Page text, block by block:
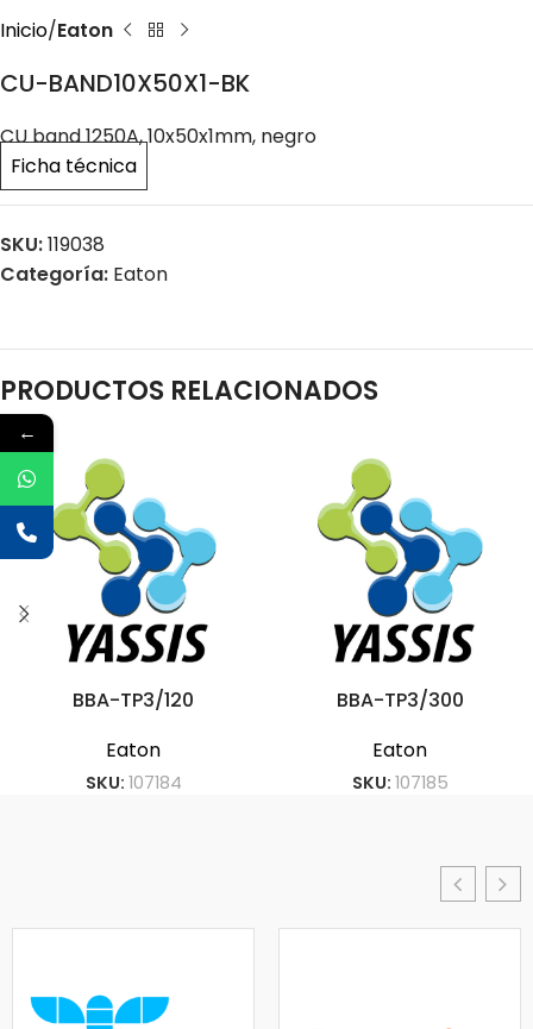
Inicio Eaton
CU-BAND10X50X1-BK
CU band 1250A, 10x50x1mm, negro
Ficha técnica
SKU:119038
Categoría: Eaton
PRODUCTOS RELACIONADOS
BBA-TP3/120
Eaton
SKU: 107184
BBA-TP3/300
Eaton
SKU: 107185
←